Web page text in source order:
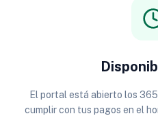
El portal está abierto los
cumplir con tus pagos en el